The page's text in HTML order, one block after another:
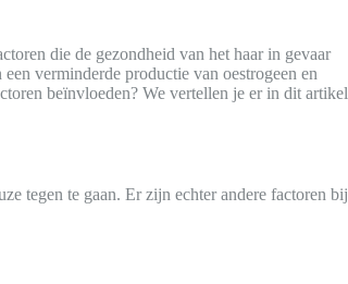
die de gezondheid van het haar in gevaar
verminderde productie van oestrogeen en
beïnvloeden? We vertellen je er in dit artikel
tegen te gaan. Er zijn echter andere factoren bij